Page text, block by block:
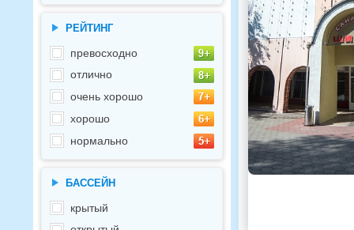
РЕЙТИНГ
превосходно
отлично
очень хорошо
хорошо
нормально
БАССЕЙН
крытый